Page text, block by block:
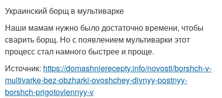
Украинский борщ в мультиварке
Наши мамам нужно было достаточно времени, чтобы
сварить борщ. Но с появлением мультиварки этот
процесс стал намного быстрее и проще.
Источник: https://domashnierecepty.info/novosti/borshch-v-
multivarke-bez-obzharki-ovoshchey-divnyy-postnyy-
borshch-prigotovlennyy-v